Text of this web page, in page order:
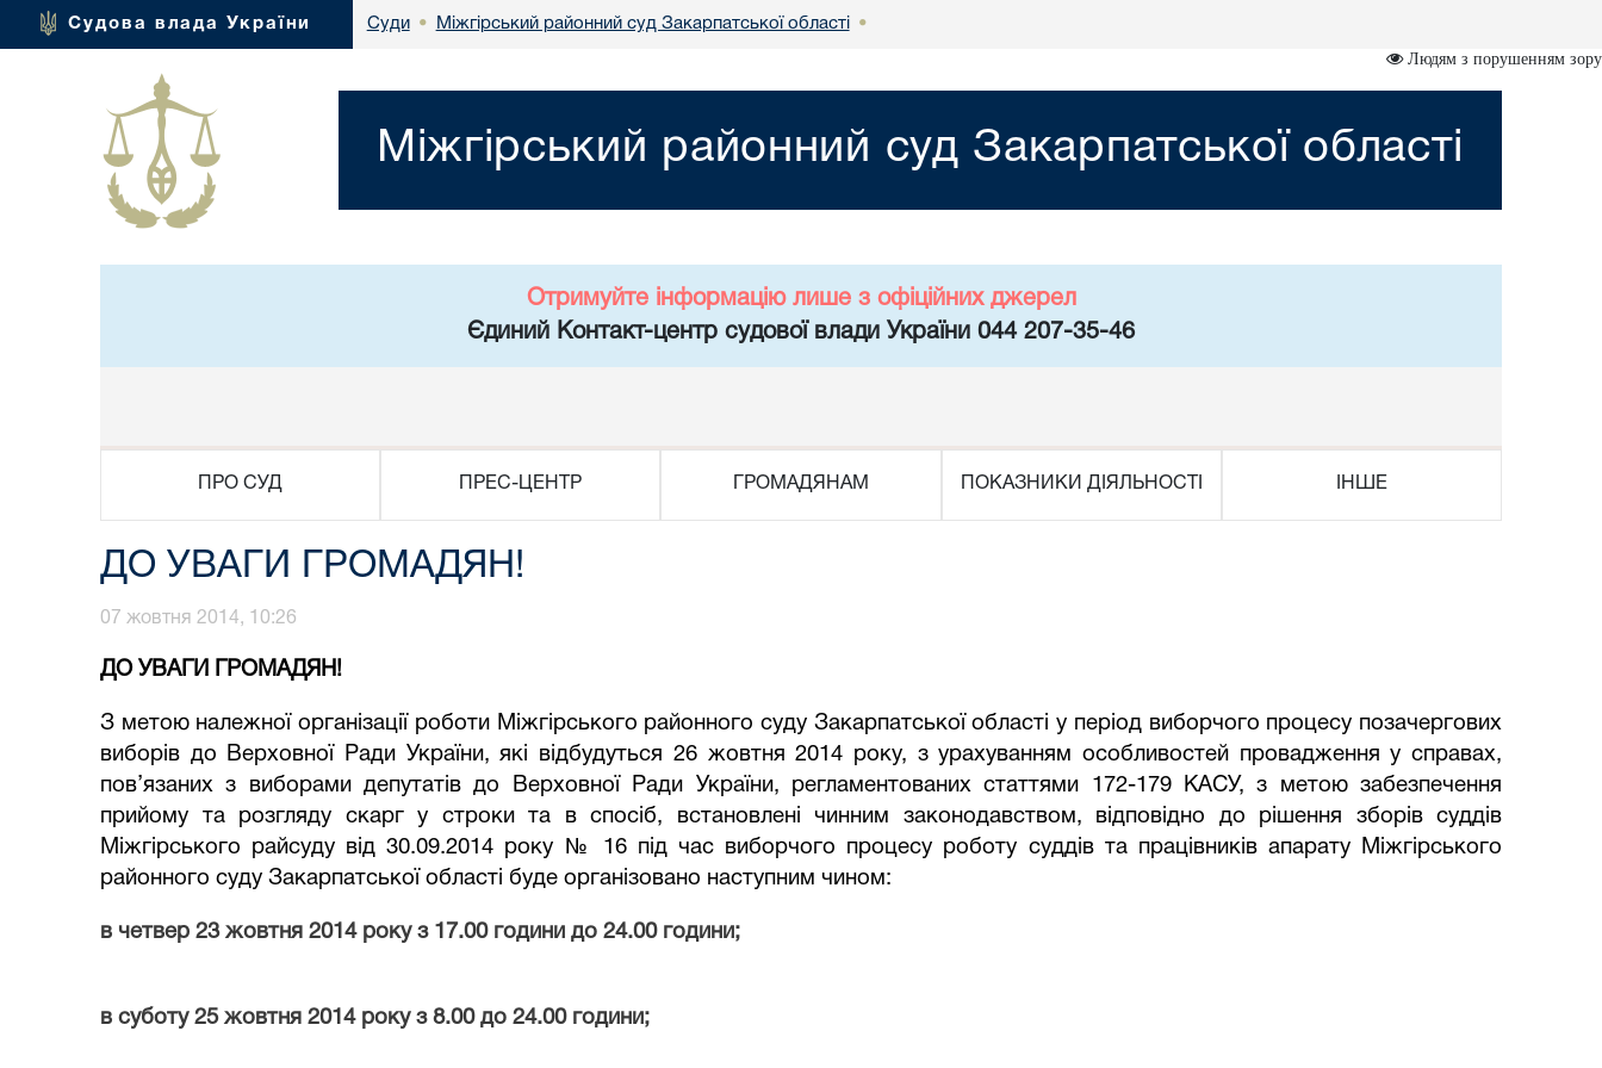
Судова влада України Суди • Міжгірський районний суд Закарпатської області •
Людям з порушенням зору
Міжгірський районний суд Закарпатської області
Отримуйте інформацію лише з офіційних джерел
Єдиний Контакт-центр судової влади України 044 207-35-46
ПРО СУД ПРЕС-ЦЕНТР ГРОМАДЯНАМ ПОКАЗНИКИ ДІЯЛЬНОСТІ ІНШЕ
ДО УВАГИ ГРОМАДЯН!
07 жовтня 2014, 10:26
ДО УВАГИ ГРОМАДЯН!
З метою належної організації роботи Міжгірського районного суду Закарпатської області у період виборчого процесу позачергових
виборів до Верховної Ради України, які відбудуться 26 жовтня 2014 року, з урахуванням особливостей провадження у справах,
пов’язаних з виборами депутатів до Верховної Ради України, регламентованих статтями 172-179 КАСУ, з метою забезпечення
прийому та розгляду скарг у строки та в спосіб, встановлені чинним законодавством, відповідно до рішення зборів суддів
Міжгірського райсуду від 30.09.2014 року № 16 під час виборчого процесу роботу суддів та працівників апарату Міжгірського
районного суду Закарпатської області буде організовано наступним чином:
в четвер 23 жовтня 201 4року з 17.00 години до 24.00 години;
в суботу 25 жовтня 201 4року з 8.00 до 24.00 години;